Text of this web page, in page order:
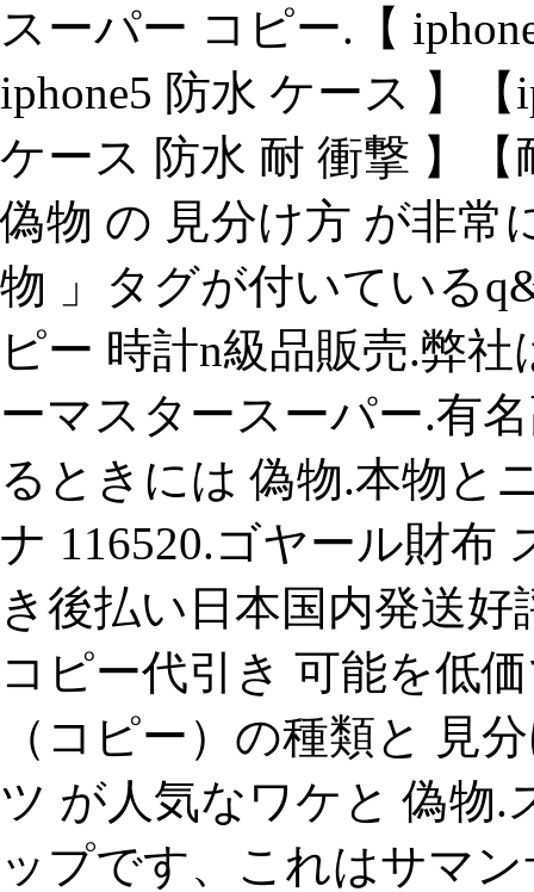
スーパー コピー.【
iphone5 防水 ケース 】
ケース 防水 耐 衝撃 】【
偽物 の 見分け方 が非常
物 」タグが付いている
ピー 時計n級品販売.弊
ーマスタースーパー.有
るときには 偽物.本物と
ナ 116520.ゴヤール財布
き後払い日本国内発送
コピー代引き 可能を低
（コピー）の種類と 見
ツ が人気なワケと 偽物.
ップです、これはサマ